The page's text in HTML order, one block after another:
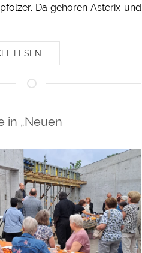
Da gehören Asterix und
LESEN
in „Neuen